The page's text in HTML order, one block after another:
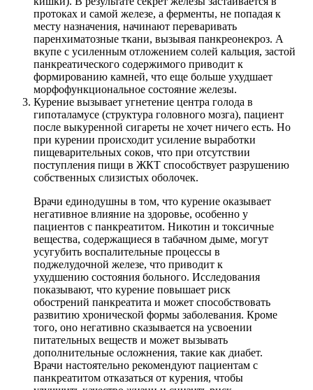
протоках и самой железе, а ферменты, не попадая к
месту назначения, начинают переваривать
паренхиматозные ткани, вызывая панкреонекроз. А
вкупе с усиленным отложением солей кальция, застой
панкреатического содержимого приводит к
формированию камней, что еще больше ухудшает
морфофункциональное состояние железы.
Курение вызывает угнетение центра голода в
гипоталамусе (структура головного мозга), пациент
после выкуренной сигареты не хочет ничего есть. Но
при курении происходит усиление выработки
пищеварительных соков, что при отсутствии
поступления пищи в ЖКТ способствует разрушению
собственных слизистых оболочек.
Врачи единодушны в том, что курение оказывает
негативное влияние на здоровье, особенно у
пациентов с панкреатитом. Никотин и токсичные
вещества, содержащиеся в табачном дыме, могут
усугубить воспалительные процессы в
поджелудочной железе, что приводит к
ухудшению состояния больного. Исследования
показывают, что курение повышает риск
обострений панкреатита и может способствовать
развитию хронической формы заболевания. Кроме
того, оно негативно сказывается на усвоении
питательных веществ и может вызывать
дополнительные осложнения, такие как диабет.
Врачи настоятельно рекомендуют пациентам с
панкреатитом отказаться от курения, чтобы